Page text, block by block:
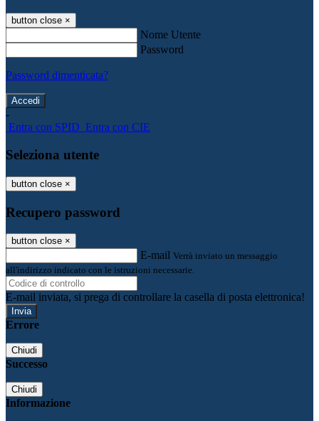
button close ×
Nome Utente
Password
Password dimenticata?
-
Entra con SPID Entra con CIE
Seleziona utente
button close ×
Recupero password
button close ×
E-mail Verrà inviato un messaggio
all'indirizzo indicato con le istruzioni necessarie.
E-mail inviata, si prega di controllare la casella di posta elettronica!
Errore
Chiudi
Successo
Chiudi
Informazione